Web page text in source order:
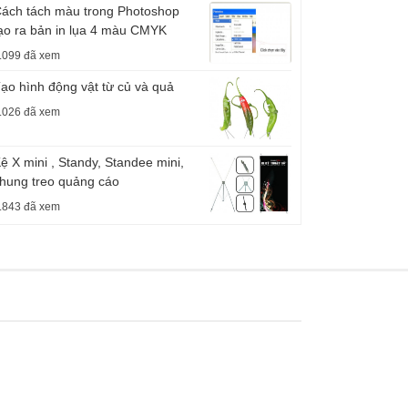
tách màu trong Photoshop
ra bản in lụa 4 màu CMYK
đã xem
hình động vật từ củ và quả
đã xem
X mini , Standy, Standee mini,
treo quảng cáo
đã xem